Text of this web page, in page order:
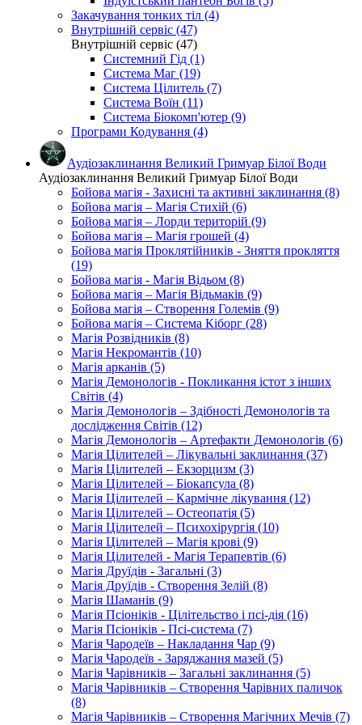
Закачування тонких тіл (4)
Внутрішній сервіс (47)
Внутрішній сервіс (47)
Системний Гід (1)
Система Маг (19)
Система Цілитель (7)
Система Воїн (11)
Система Біокомп'ютер (9)
Програми Кодування (4)
Аудіозаклинання Великий Гримуар Білої Води
Аудіозаклинання Великий Гримуар Білої Води
Бойова магія - Захисні та активні заклинання (8)
Бойова магія – Магія Стихій (6)
Бойова магія – Лорди територій (9)
Бойова магія – Магія грошей (4)
Бойова магія Проклятійників - Зняття прокляття
(19)
Бойова магія - Магія Відьом (8)
Бойова магія – Магія Відьмаків (9)
Бойова магія – Створення Големів (9)
Бойова магія – Система Кіборг (28)
Магія Розвідників (8)
Магія Некромантів (10)
Магія арканів (5)
Магія Демонологів - Покликання істот з інших
Світів (4)
Магія Демонологів – Здібності Демонологів та
дослідження Світів (12)
Магія Демонологів – Артефакти Демонологів (6)
Магія Цілителей – Лікувальні заклинання (37)
Магія Цілителей – Екзорцизм (3)
Магія Цілителей – Біокапсула (8)
Магія Цілителей – Кармічне лікування (12)
Магія Цілителей – Остеопатія (5)
Магія Цілителей – Психохірургія (10)
Магія Цілителей – Магія крові (9)
Магія Цілителей - Магія Терапевтів (6)
Магія Друїдів - Загальні (3)
Магія Друїдів - Створення Зелій (8)
Магія Шаманів (9)
Магія Псіоніків - Цілітельство і псі-дія (16)
Магія Псіоніків - Псі-система (7)
Магія Чародеїв – Накладання Чар (9)
Магія Чародеїв - Заряджання мазей (5)
Магія Чарівників – Загальні заклинання (5)
Магія Чарівників – Створення Чарівних паличок
(8)
Магія Чарівників – Створення Магічних Мечів (7)